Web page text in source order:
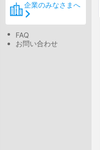
企業のみなさまへ
FAQ
お問い合わせ